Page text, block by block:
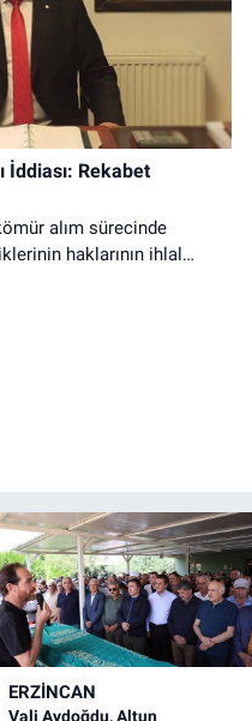
İddiası: Rekabet
alım sürecinde
haklarının ihlal
ERZINCAN
Vali Aydoğdu, Altun